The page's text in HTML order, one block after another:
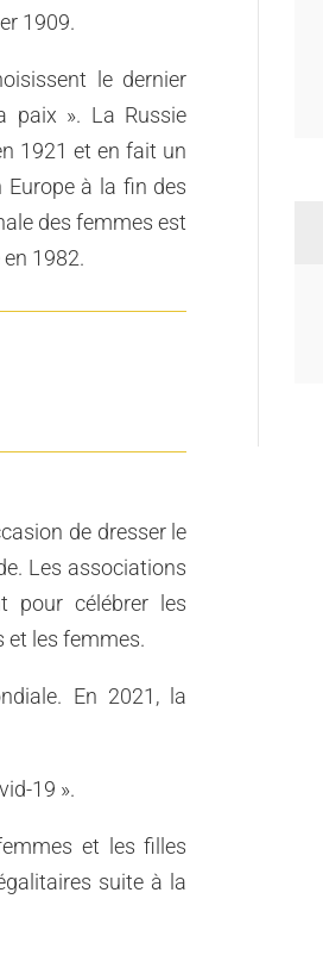
1909.
le dernier
paix ». La Russie
1921 et en fait un
Europe à la fin des
des femmes est
1982.
de dresser le
Les associations
pour célébrer les
et les femmes.
En 2021, la
19 ».
et les filles
suite à la